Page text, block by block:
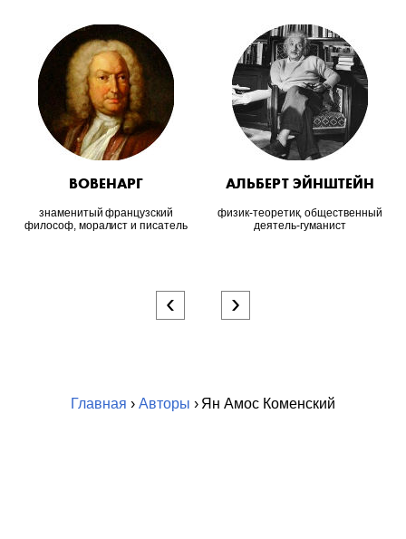
ВОВЕНАРГ
знаменитый французский
философ, моралист и писатель
АЛЬБЕРТ ЭЙНШТЕЙН
физик-теоретик, общественный
деятель-гуманист
‹ ›
Главная › Авторы › Ян Амос Коменский